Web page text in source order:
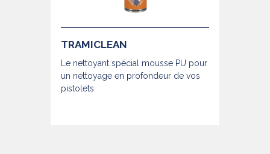
TRAMICLEAN
Le nettoyant spécial mousse PU pour
un nettoyage en profondeur de vos
pistolets